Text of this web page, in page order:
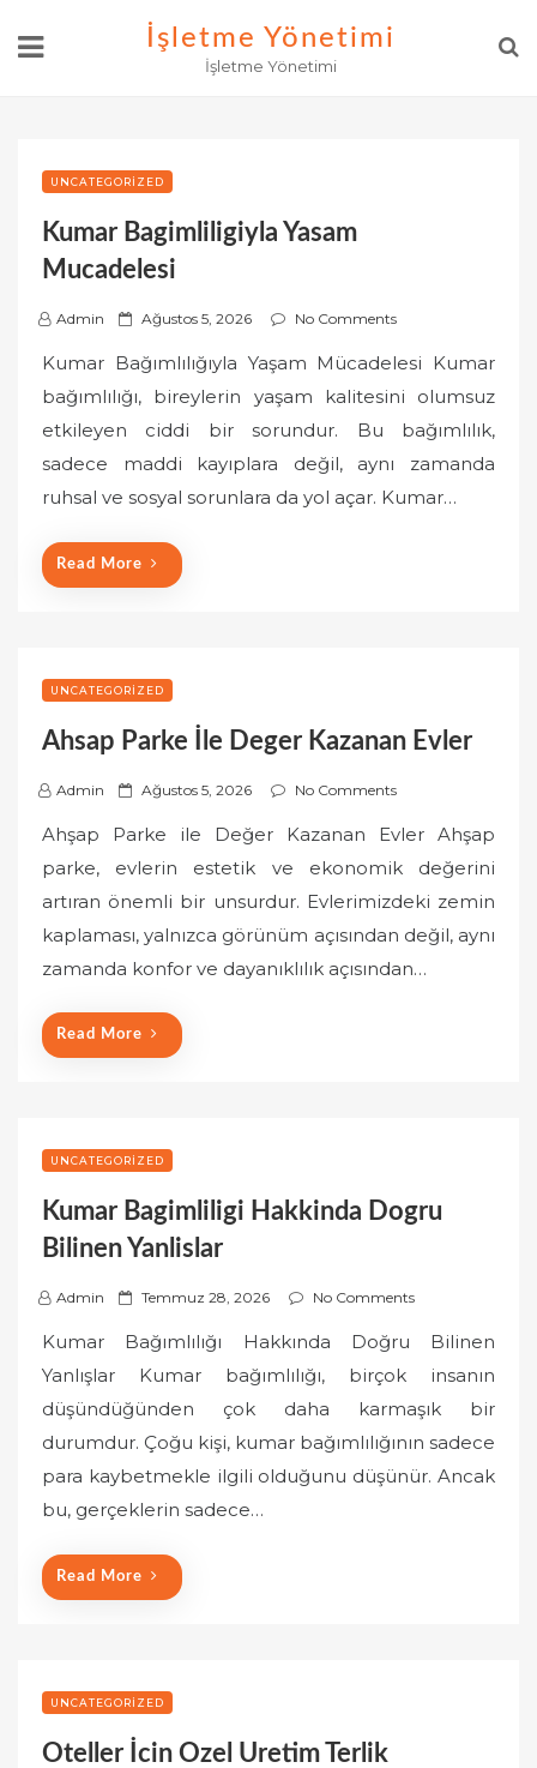
İşletme Yönetimi
İşletme Yönetimi
UNCATEGORIZED
Kumar Bagimliligiyla Yasam
Mucadelesi
Admin
P
s
t
d
o
Ağustos 5, 2026 No Comments
Kumar Bağımlılığıyla Yaşam Mücadelesi Kumar
bağımlılığı, bireylerin yaşam kalitesini olumsuz
etkileyen ciddi bir sorundur. Bu bağımlılık,
sadece maddi kayıplara değil, aynı zamanda
ruhsal ve sosyal sorunlara da yol açar. Kumar…
Read More
UNCATEGORIZED
Ahsap Parke İle Deger Kazanan Evler
Admin
P
s
t
e
d
o
Ağustos 5, 2026 No Comments
Ahşap Parke ile Değer Kazanan Evler Ahşap
parke, evlerin estetik ve ekonomik değerini
artıran önemli bir unsurdur. Evlerimizdeki zemin
kaplaması, yalnızca görünüm açısından değil, aynı
zamanda konfor ve dayanıklılık açısından…
Read More
UNCATEGORIZED
Kumar Bagimliligi Hakkinda Dogru
Bilinen Yanlislar
Admin
P
s
e
d
o
Temmuz 28, 2026 No Comments
Kumar Bağımlılığı Hakkında Doğru Bilinen
Yanlışlar Kumar bağımlılığı, birçok insanın
düşündüğünden çok daha karmaşık bir
durumdur. Çoğu kişi, kumar bağımlılığının sadece
para kaybetmekle ilgili olduğunu düşünür. Ancak
bu, gerçeklerin sadece…
Read More
UNCATEGORIZED
Oteller İcin Ozel Uretim Terlik